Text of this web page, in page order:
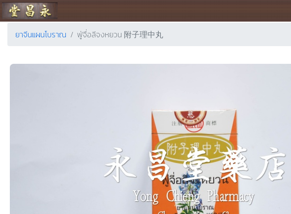
ร้านขายยา ย่งเชียงตึ๊ง
ยาจีนแผนโบราณ ฟู่จื่อลีจงหยวน 附子理中丸